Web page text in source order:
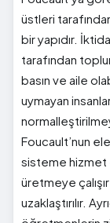
üstleri
bir yapıdır.
tarafından
basın ve aile
uymayan
Foucault’nun
sisteme hizmet
üretmeye
uzaklaştırılır.